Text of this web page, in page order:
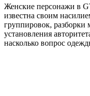
Женские персонажи в
известна своим
группировок, разборки
установления
насколько вопрос